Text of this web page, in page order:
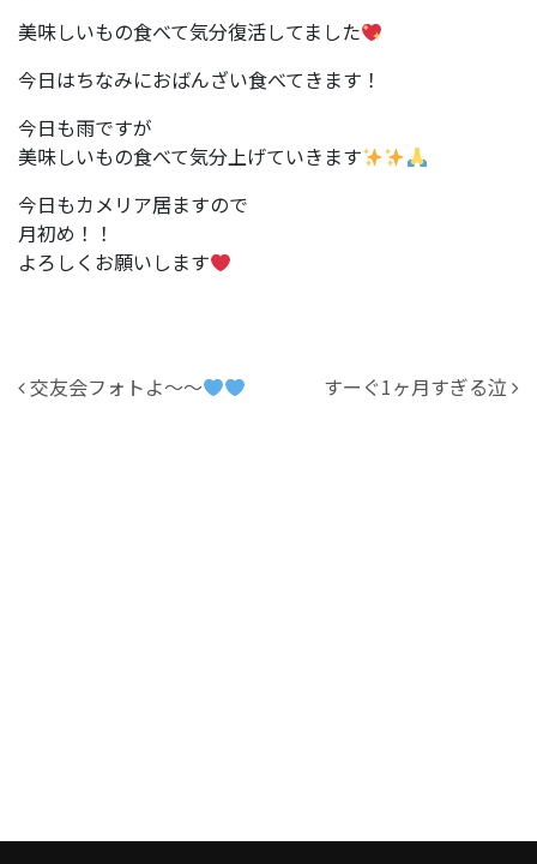
美味しいもの食べて気分復活してました
今日はちなみにおばんざい食べてきます！
今日も雨ですが
美味しいもの食べて気分上げていきます
今日もカメリア居ますので
月初め！！
よろしくお願いします
投稿ナビゲーション
交友会フォトよ～～ すーぐ1ヶ月すぎる泣